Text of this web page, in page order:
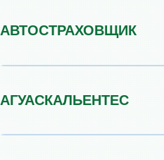
АВТОСТРАХОВЩИК
АГУАСКАЛЬЕНТЕС